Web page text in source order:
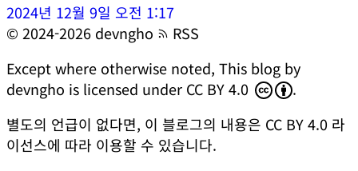
2024년 12월 9일 오전 1:17
© 2024-2026 devngho
RSS
Except where otherwise noted, This blog by
devngho is licensed under CC BY 4.0
.
별도의 언급이 없다면, 이 블로그의 내용은 CC BY 4.0 라
이선스에 따라 이용할 수 있습니다.